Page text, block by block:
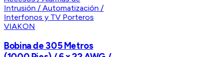
VIAKON
Bobina de 305 Metros